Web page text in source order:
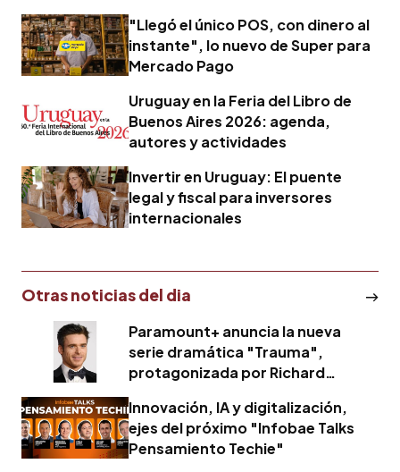
"Llegó el único POS, con dinero al
instante", lo nuevo de Super para
Mercado Pago
Uruguay en la Feria del Libro de
Buenos Aires 2026: agenda,
autores y actividades
Invertir en Uruguay: El puente
legal y fiscal para inversores
internacionales
Otras noticias del dia
Paramount+ anuncia la nueva
serie dramática "Trauma",
protagonizada por Richard
Innovación, IA y digitalización,
ejes del próximo "Infobae Talks
Pensamiento Techie"